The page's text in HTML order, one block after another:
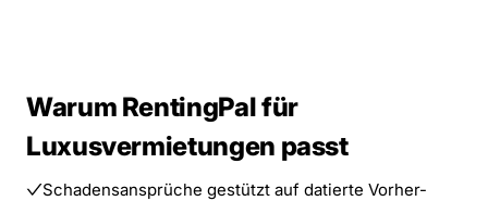
Warum RentingPal für
Luxusvermietungen passt
Schadensansprüche gestützt auf datierte Vorher-